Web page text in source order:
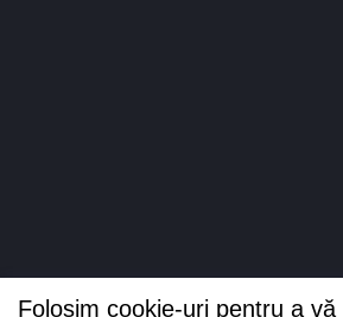
Folosim cookie-uri pentru a vă